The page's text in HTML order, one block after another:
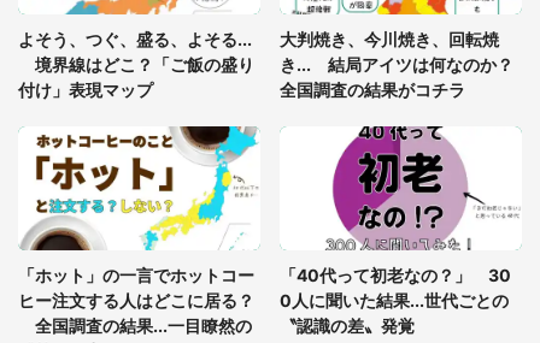
「閉所恐怖症の私は新幹線で大パニック。隣席の青
年に『手を繋いで』とお願いしたら...」 体験談に
8万人感動
知らぬおじいさんがわざわざ声をかけてきて（兵庫
県・30代女性）
「ゾワゾワする」「本当に気持ち悪い」 道端でバ
グっちゃってた〝野生の野菜〟に6.5万人戦慄
よそう、つぐ、盛る、よそる...
境界線はどこ？「ご飯の盛り
付け」表現マップ
大判焼き、今川焼き、回転焼
き... 結局アイツは何なのか？
全国調査の結果がコチラ
「ホット」の一言でホットコー
ヒー注文する人はどこに居る？
全国調査の結果...一目瞭然の
「40代って初老なの？」 30
0人に聞いた結果...世代ごとの
〝認識の差〟発覚